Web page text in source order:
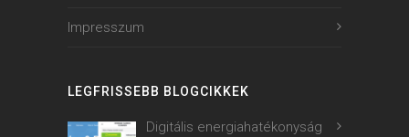
Impresszum
LEGFRISSEBB BLOGCIKKEK
Digitális energiahatékonyság